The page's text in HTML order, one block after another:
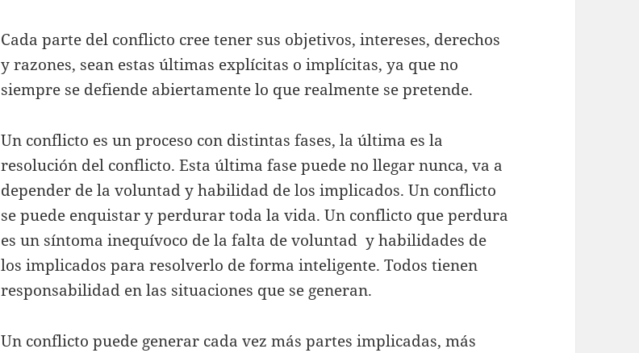
Cada parte del conflicto cree tener sus objetivos, intereses, derechos
y razones, sean estas últimas explícitas o implícitas, ya que no
siempre se defiende abiertamente lo que realmente se pretende.
Un conflicto es un proceso con distintas fases, la última es la
resolución del conflicto. Esta última fase puede no llegar nunca, va a
depender de la voluntad y habilidad de los implicados. Un conflicto
se puede enquistar y perdurar toda la vida. Un conflicto que perdura
es un síntoma inequívoco de la falta de voluntad y habilidades de
los implicados para resolverlo de forma inteligente. Todos tienen
responsabilidad en las situaciones que se generan.
Un conflicto puede generar cada vez más partes implicadas, más